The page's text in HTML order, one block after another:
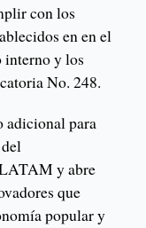
con los
en en el
interno y los
No. 248.
adicional para
y abre
que
popular y